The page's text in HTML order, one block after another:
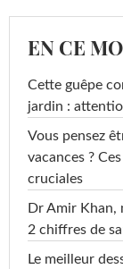
EN CE
Cette guêpe
jardin :
Vous pensez
vacances ?
cruciales
Dr Amir Khan,
2 chiffres de
Le meilleur